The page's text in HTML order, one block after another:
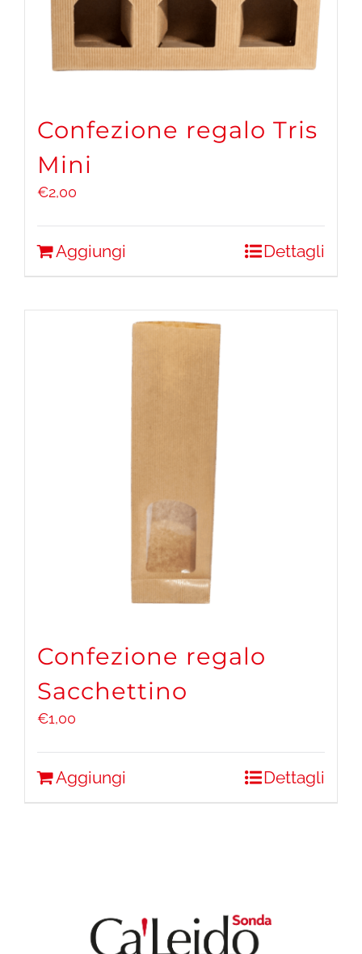
Confezione regalo Tris
Mini
€2,00
Aggiungi Dettagli
Confezione regalo
Sacchettino
€1,00
Aggiungi Dettagli